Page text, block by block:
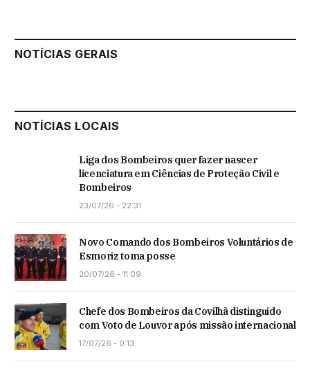
NOTÍCIAS GERAIS
NOTÍCIAS LOCAIS
Liga dos Bombeiros quer fazer nascer
licenciatura em Ciências de Proteção Civil e
Bombeiros
23/07/26 - 22:31
Novo Comando dos Bombeiros Voluntários de
Esmoriz toma posse
20/07/26 - 11:09
Chefe dos Bombeiros da Covilhã distinguido
com Voto de Louvor após missão internacional
17/07/26 - 0:13